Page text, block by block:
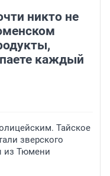
никто не
каждый
Тайское
зверского
из Тюмени